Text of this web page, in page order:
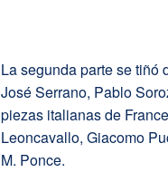
La segunda parte se tiñó
José Serrano, Pablo
piezas italianas de
Leoncavallo, Giacomo
M. Ponce.